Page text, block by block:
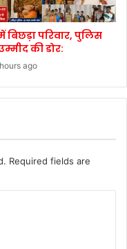
बिछड़ा परिवार, पुलिस
की डोर:
ago
Required fields are